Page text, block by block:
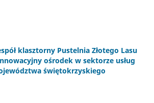
klasztorny Pustelnia Złotego Lasu
ośrodek w sektorze usług
świętokrzyskiego